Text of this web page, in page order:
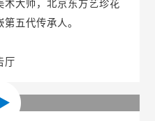
术大师，北京东方艺珍花
五代传承人。
厅